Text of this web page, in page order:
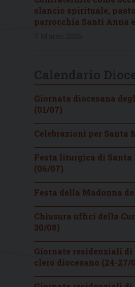
slancio spirituale,
parrocchia Santi Anna
Giornata diocesana
(01/07)
Celebrazioni per Santa
Festa liturgica di
(06/07)
Festa della Madonna
Chiusura uffici della
30/08)
Giornate residenziali
clero diocesano (24-27/